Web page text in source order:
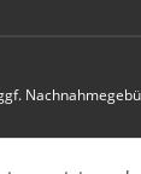
by muto.at